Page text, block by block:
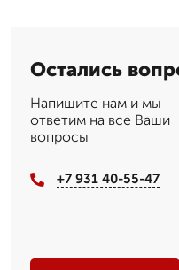
Остались
Напишите нам и мы
ответим на все Ваши
вопросы
+7 931 40-55-47